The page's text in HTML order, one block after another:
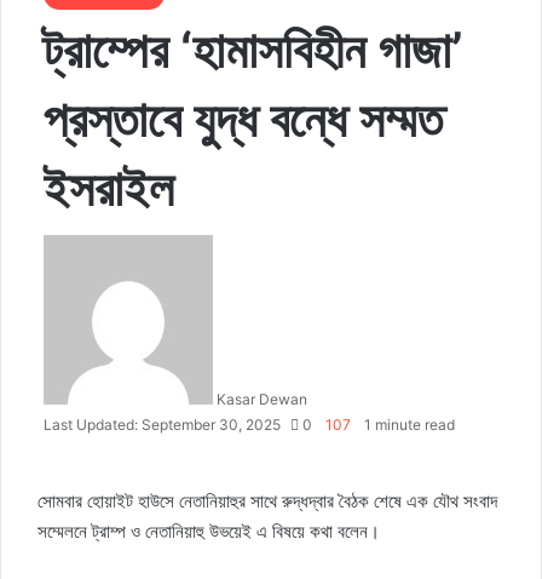
ট্রাম্পের ‘হামাসবিহীন গাজা’
প্রস্তাবে যুদ্ধ বন্ধে সম্মত
ইসরাইল
Kasar Dewan
Last Updated: September 30, 2025
0 107 1 minute read
সোমবার হোয়াইট হাউসে নেতানিয়াহুর সাথে রুদ্ধদ্বার বৈঠক শেষে এক যৌথ সংবাদ
সম্মেলনে ট্রাম্প ও নেতানিয়াহু উভয়েই এ বিষয়ে কথা বলেন।